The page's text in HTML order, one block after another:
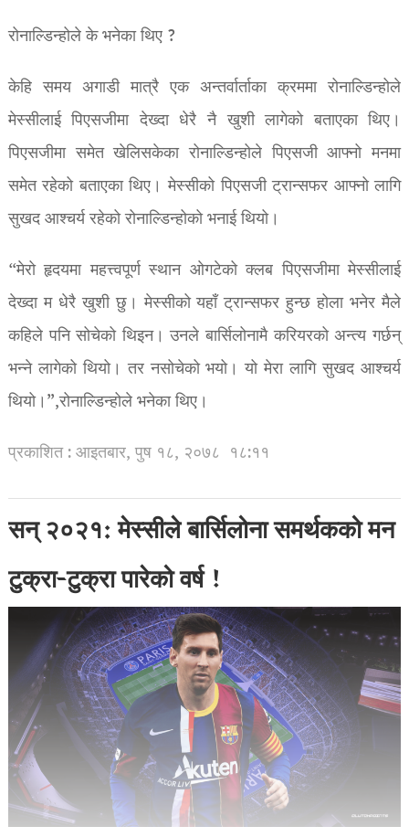
रोनाल्डिन्होले के भनेका थिए ?
केहि समय अगाडी मात्रै एक अन्तर्वार्ताका क्रममा रोनाल्डिन्होले
मेस्सीलाई पिएसजीमा देख्दा धेरै नै खुशी लागेको बताएका थिए।
पिएसजीमा समेत खेलिसकेका रोनाल्डिन्होले पिएसजी आफ्नो मनमा
समेत रहेको बताएका थिए। मेस्सीको पिएसजी ट्रान्सफर आफ्नो लागि
सुखद आश्चर्य रहेको रोनाल्डिन्होको भनाई थियो।
“मेरो हृदयमा महत्त्वपूर्ण स्थान ओगटेको क्लब पिएसजीमा मेस्सीलाई
देख्दा म धेरै खुशी छु। मेस्सीको यहाँ ट्रान्सफर हुन्छ होला भनेर मैले
कहिले पनि सोचेको थिइन। उनले बार्सिलोनामै करियरको अन्त्य गर्छन्
भन्ने लागेको थियो। तर नसोचेको भयो। यो मेरा लागि सुखद आश्चर्य
थियो।”,रोनाल्डिन्होले भनेका थिए।
प्रकाशित : आइतबार, पुष १८, २०७८ १८:११
सन् २०२१: मेस्सीले बार्सिलोना समर्थकको मन
टुक्रा-टुक्रा पारेको वर्ष !